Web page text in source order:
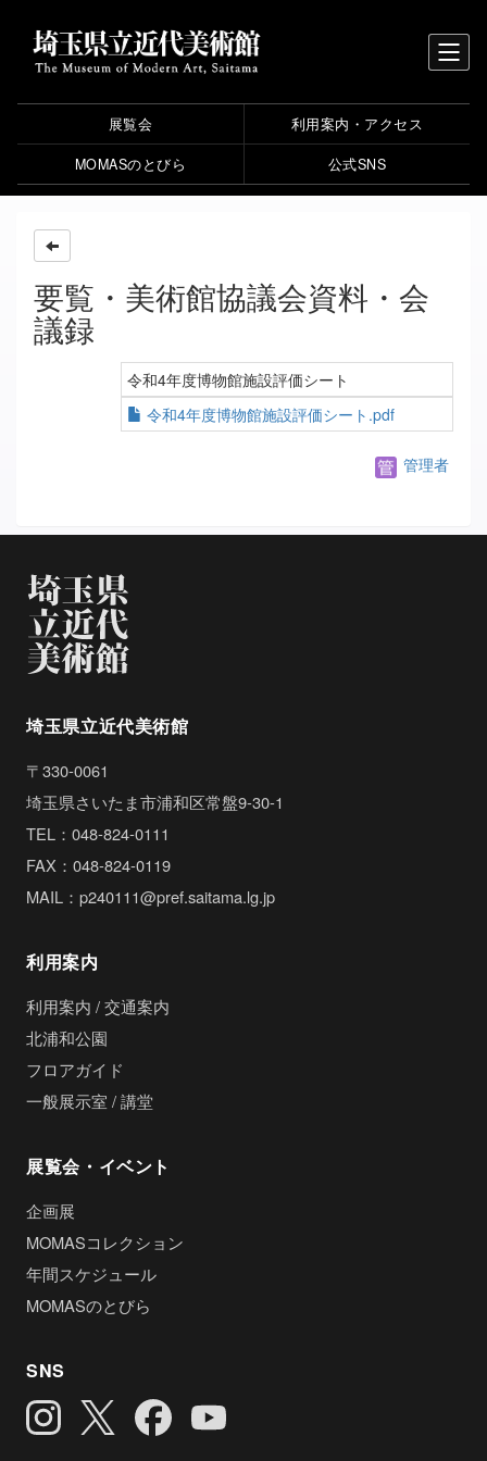
展覧会 利用案内・アクセス
MOMASのとびら 公式SNS
要覧・美術館協議会資料・会
議録
令和4年度博物館施設評価シート
令和4年度博物館施設評価シート.pdf
管理者
埼玉県立近代美術館
〒330-0061
埼玉県さいたま市浦和区常盤9-30-1
TEL：048-824-0111
FAX：048-824-0119
MAIL：p240111@pref.saitama.lg.jp
利用案内
利用案内 / 交通案内
北浦和公園
フロアガイド
一般展示室 / 講堂
展覧会・イベント
企画展
MOMASコレクション
年間スケジュール
MOMASのとびら
SNS